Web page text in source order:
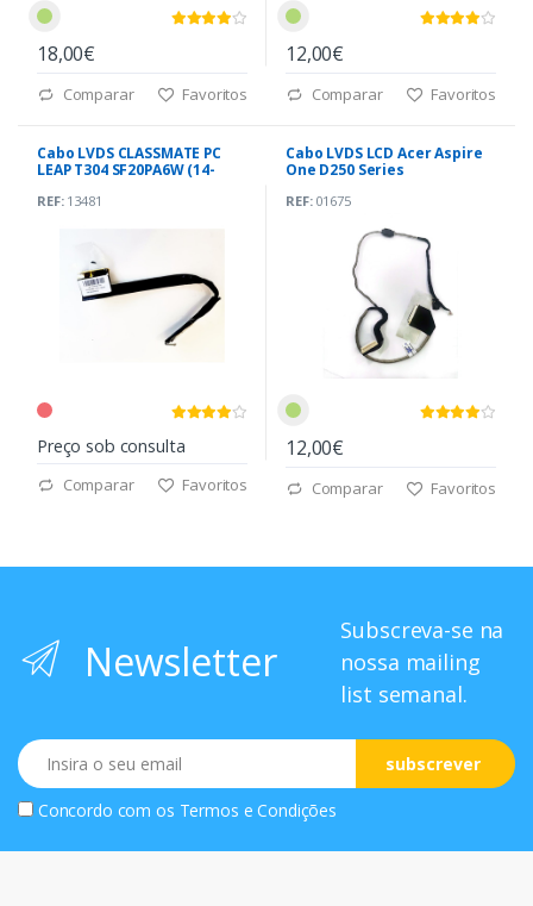
18,00€
Comparar Favoritos
12,00€
Comparar Favoritos
Cabo LVDS CLASSMATE PC
LEAP T304 SF20PA6W (14-
REF:13481
Preço sob consulta
Comparar Favoritos
Cabo LVDS LCD Acer Aspire
One D250 Series
REF:01675
12,00€
Comparar Favoritos
Newsletter
Subscreva-se na
nossa mailing
list semanal.
Email
subscrever
Concordo com os Termos e Condições